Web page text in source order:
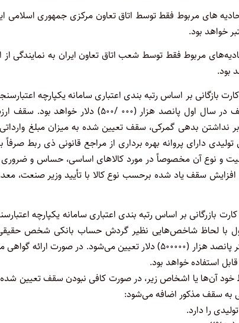
های مربوط فقط توسط اتاق تعاون مرکزی جمهوری اسلامی
خواهد بود.
مربوط فقط توسط شعب اتاق تعاون ایران به نمایندگی از
بود.
بازگانی بر اساس رتبه بندی اعتباری سامانه یکپارچه
رتبه بندی اعتباری تعیین می شود. در صورت عدم امکان رتبه بندی این سقف در سال اول پانصد هزار (۰۰۰ /۵۰۰) دلار
نداشتن بدهی گمرکی، سقف تعیین شده به میزان مبلغ
دارای پروانه بهره برداری از مراجع قانونی ذی ربط صرفاً
و نوع آن مخصوصاً در مورد کالاهای اساسی، حساس و ضروری
افزایش سقف یاد شده برحسب نوع کالا با تأیید وزیر صنعت،
بازرگانی بر اساس رتبه ‌بندی اعتباری سامانه یکپارچه
اول با لحاظ شاخص‌هایی نظیر گردش حساب بانکی شخص
حقوقی، مدیرعامل و اعضای هیئت مدیره و سرمایه ثبتی شخص حقوقی حداکثر پانصد هزار (۵۰۰۰۰۰) دلار تعیین می‌شود. در صورت
استفاده خواهد بود.
خود آن‌ها یا اشخاص زیر، در صورت کافی نبودن سقف تعیین
به سقف مذکور اضافه می‌شود: